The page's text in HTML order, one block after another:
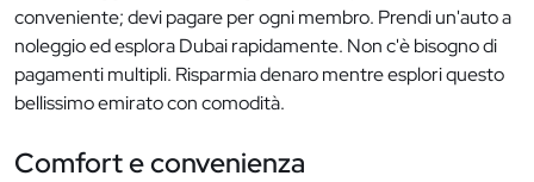
conveniente; devi pagare per ogni membro. Prendi un'auto a
noleggio ed esplora Dubai rapidamente. Non c'è bisogno di
pagamenti multipli. Risparmia denaro mentre esplori questo
bellissimo emirato con comodità.
Comfort e convenienza